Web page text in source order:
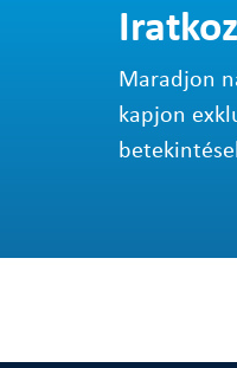
Maradjon
kapjon